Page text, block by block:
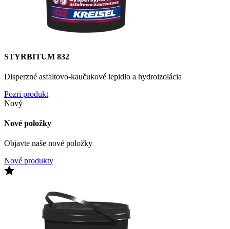
STYRBITUM 832
Disperzné asfaltovo-kaučukové lepidlo a hydroizolácia
Pozri produkt
Nový
Nové položky
Objavte naše nové položky
Nové produkty